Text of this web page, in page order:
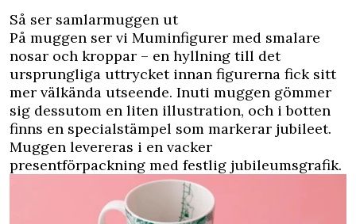
Så ser samlarmuggen ut
På muggen ser vi Muminfigurer med smalare
nosar och kroppar – en hyllning till det
ursprungliga uttrycket innan figurerna fick sitt
mer välkända utseende. Inuti muggen gömmer
sig dessutom en liten illustration, och i botten
finns en specialstämpel som markerar jubileet.
Muggen levereras i en vacker
presentförpackning med festlig jubileumsgrafik.